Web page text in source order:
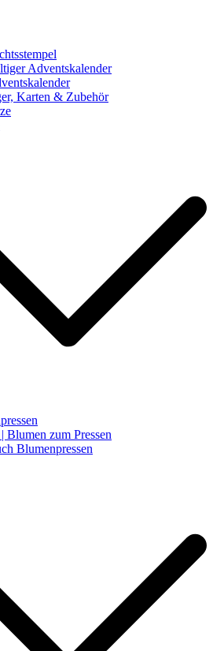
Adventskalender
Karten & Zubehör
Blumen zum Pressen
Blumenpressen